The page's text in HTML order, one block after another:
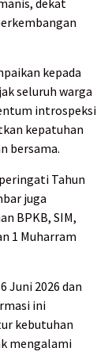
kepada
seluruh warga
introspeksi
kepatuhan
bersama.
Tahun
juga
BPKB, SIM,
1 Muharram
Juni 2026 dan
ini
kebutuhan
mengalami